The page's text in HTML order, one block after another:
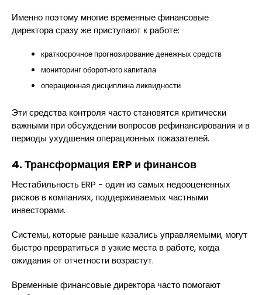
Именно поэтому многие временные финансовые
директора сразу же приступают к работе:
краткосрочное прогнозирование денежных средств
мониторинг оборотного капитала
операционная дисциплина ликвидности
Эти средства контроля часто становятся критически
важными при обсуждении вопросов рефинансирования и в
периоды ухудшения операционных показателей.
4. Трансформация ERP и финансов
Нестабильность ERP - один из самых недооцененных
рисков в компаниях, поддерживаемых частными
инвесторами.
Системы, которые раньше казались управляемыми, могут
быстро превратиться в узкие места в работе, когда
ожидания от отчетности возрастут.
Временные финансовые директора часто помогают